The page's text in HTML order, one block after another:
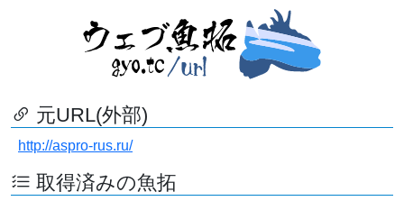
元URL(外部)
http://aspro-rus.ru/
取得済みの魚拓